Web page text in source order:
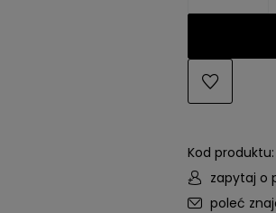
Kod produktu:
zapytaj o
poleć